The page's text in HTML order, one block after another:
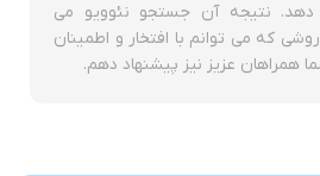
دهد. نتیجه آن جستجو نئوویو می
که می توانم با افتخار و اطمینان
همراهان عزیز نیز پیشنهاد دهم.